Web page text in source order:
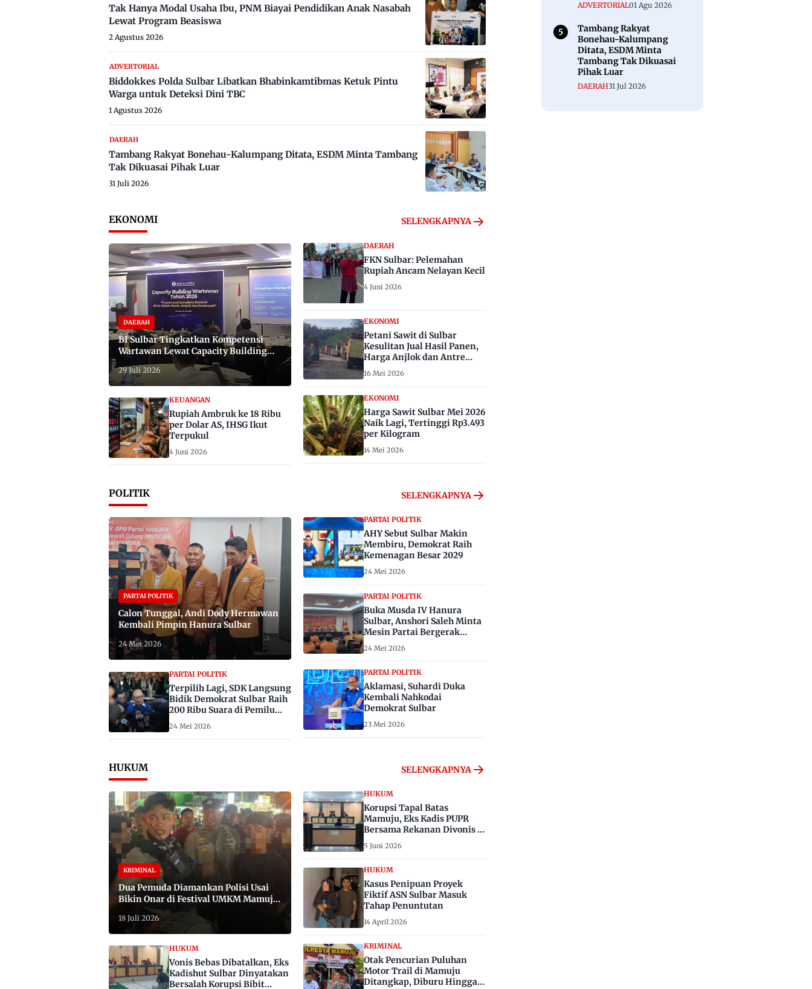
Tak Hanya Modal Usaha Ibu, PNM Biayai Pendidikan Anak Nasabah
Lewat Program Beasiswa
2 Agustus 2026
ADVERTORIAL
Biddokkes Polda Sulbar Libatkan Bhabinkamtibmas Ketuk Pintu
Warga untuk Deteksi Dini TBC
1 Agustus 2026
DAERAH
Tambang Rakyat Bonehau-Kalumpang Ditata, ESDM Minta Tambang
Tak Dikuasai Pihak Luar
31 Juli 2026
EKONOMI SELENGKAPNYA
DAERAH
BI Sulbar Tingkatkan Kompetensi
Wartawan Lewat Capacity Building
29 Juli 2026
KEUANGAN
Rupiah Ambruk ke 18 Ribu
per Dolar AS, IHSG Ikut
Terpukul
4 Juni 2026
DAERAH
FKN Sulbar: Pelemahan
Rupiah Ancam Nelayan Kecil
4 Juni 2026
EKONOMI
Petani Sawit di Sulbar
Kesulitan Jual Hasil Panen,
Harga Anjlok dan Antre
Berhari-hari
16 Mei 2026
EKONOMI
Harga Sawit Sulbar Mei 2026
Naik Lagi, Tertinggi Rp3.493
per Kilogram
14 Mei 2026
POLITIK SELENGKAPNYA
PARTAI POLITIK
Calon Tunggal, Andi Dody Hermawan
Kembali Pimpin Hanura Sulbar
24 Mei 2026
PARTAI POLITIK
Terpilih Lagi, SDK Langsung
Bidik Demokrat Sulbar Raih
200 Ribu Suara di Pemilu
2029
24 Mei 2026
PARTAI POLITIK
AHY Sebut Sulbar Makin
Membiru, Demokrat Raih
Kemenagan Besar 2029
24 Mei 2026
PARTAI POLITIK
Buka Musda IV Hanura
Sulbar, Anshori Saleh Minta
Mesin Partai Bergerak
24 Mei 2026
PARTAI POLITIK
Aklamasi, Suhardi Duka
Kembali Nahkodai
Demokrat Sulbar
23 Mei 2026
HUKUM SELENGKAPNYA
KRIMINAL
Dua Pemuda Diamankan Polisi Usai
Bikin Onar di Festival UMKM Mamuju,
Satu Bawa Badik
18 Juli 2026
HUKUM
Vonis Bebas Dibatalkan, Eks
Kadishut Sulbar Dinyatakan
Bersalah Korupsi Bibit
HUKUM
Korupsi Tapal Batas
Mamuju, Eks Kadis PUPR
Bersama Rekanan Divonis 6
dan 8 Tahun Penjara
5 Juni 2026
HUKUM
Kasus Penipuan Proyek
Fiktif ASN Sulbar Masuk
Tahap Penuntutan
14 April 2026
KRIMINAL
Otak Pencurian Puluhan
Motor Trail di Mamuju
Ditangkap, Diburu Hingga
ADVERTORIAL01 Agu 2026
Tambang Rakyat
Bonehau-Kalumpang
Ditata, ESDM Minta
Tambang Tak Dikuasai
Pihak Luar
DAERAH31 Jul 2026